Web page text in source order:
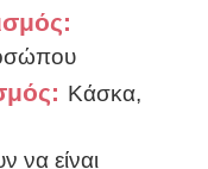
Κάσκα,
να είναι